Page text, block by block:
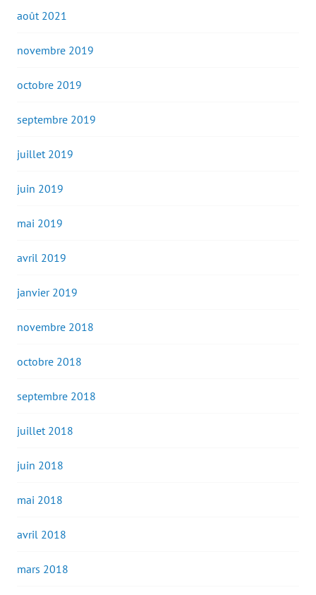
août 2021
novembre 2019
octobre 2019
septembre 2019
juillet 2019
juin 2019
mai 2019
avril 2019
janvier 2019
novembre 2018
octobre 2018
septembre 2018
juillet 2018
juin 2018
mai 2018
avril 2018
mars 2018